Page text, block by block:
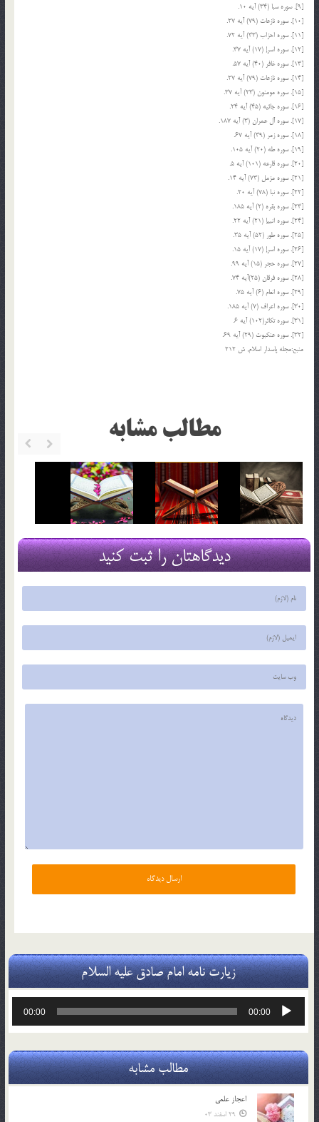
[9]. سوره سبا (34) آیه 10.
[10]. سوره نازعات (79) آیه 27.
[11]. سوره احزاب (33) آیه 72.
[12]. سوره اسرإ (17) آیه 37.
[13]. سوره غافر (40) آیه 57.
[14]. سوره نازعات (79) آیه 27.
[15]. سوره مومنون (23) آیه 37.
[16]. سوره جاثیه (45) آیه 24.
[17]. سوره آل عمران (3) آیه 187.
[18]. سوره زمر (39) آیه 67.
[19]. سوره طه (20) آیه 105.
[20]. سوره قارعه (101) آیه 5.
[21]. سوره مزمل (73) آیه 14.
[22]. سوره نبا (78) آیه 20.
[23]. سوره بقره (2) آیه 185.
[24]. سوره انبیإ (21) آیه 22.
[25]. سوره طور (52) آیه 35.
[26]. سوره اسرإ (17) آیه 15.
[27]. سوره حجر (15) آیه 99.
[28]. سوره فرقان (25)آیه 74.
[29]. سوره انعام (6) آیه 75.
[30]. سوره اعراف (7) آیه 185.
[31]. سوره تکاثر(102) آیه 6.
[32]. سوره عنکبوت (29) آیه 69.
منبع:مجله پاسدار اسلام, ش 212
مطالب مشابه
دیدگاهتان را ثبت کنید
زیارت نامه امام صادق علیه السلام
پخش‌کننده
00:00
00:00
مطالب مشابه
اعجاز علمی
29 اسفند 03